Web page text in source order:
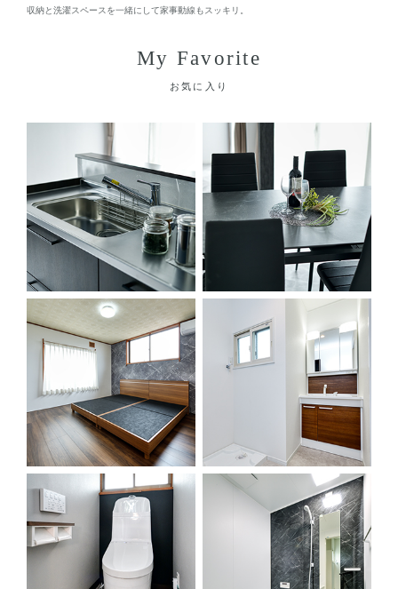
収納と洗濯スペースを一緒にして家事動線もスッキリ。
My Favorite
お気に入り